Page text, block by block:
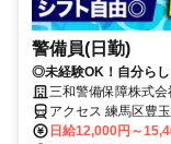
警備員(日勤)
◎未経験OK！自分ら
話面接で最短15分で内
三和警備保障株式
アクセス 練馬区豊
相談可 ■電話面接■
日給12,000円～